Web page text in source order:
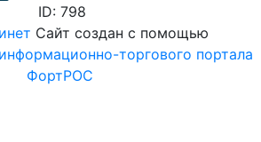
ID: 798
Сайт создан с помощью
торгового портала
ФортРОС